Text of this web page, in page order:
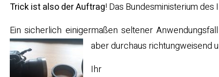
Trick ist also der Auftrag! Das Bundesministerium
Ein sicherlich einigermaßen seltener
aber durchaus richtungweisend
Ihr